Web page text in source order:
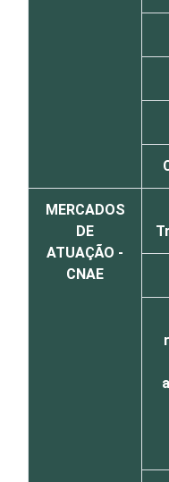
MERCADOS
DE
ATUAÇÃO -
CNAE